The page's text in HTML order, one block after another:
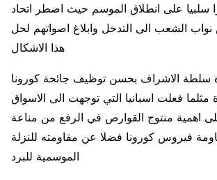
سلبيا على انطلاق الموسم حيث اضطر اتحاد
الشعب الى التدخل وابلاغ اصواتهم لحل
هذا الاشكال
سلطة الاشراف بحسن توظيف جائحة كورونا
فعلت اسبانيا التي توجهت الى الاسواق
على اهمية منتوج القوارص في الرفع من مناعة
فيروس كورونا فضلا عن مقاومته للنزلة
الموسمية للبرد